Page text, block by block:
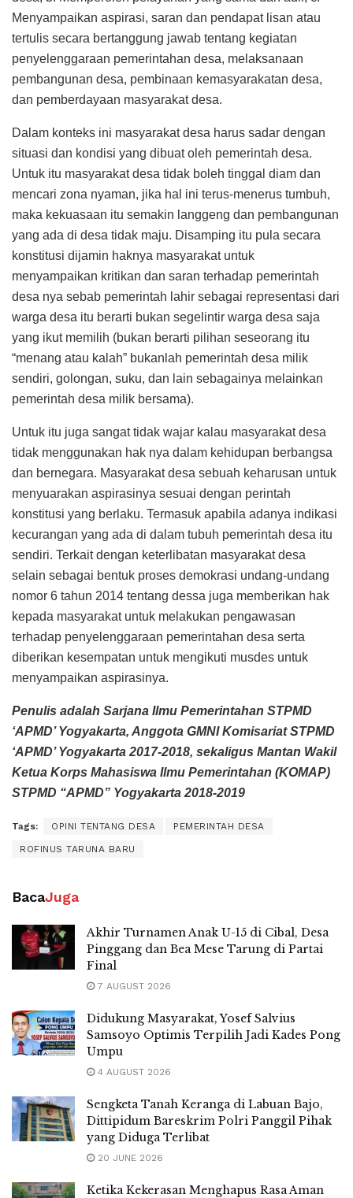
Menyampaikan aspirasi, saran dan pendapat lisan atau
tertulis secara bertanggung jawab tentang kegiatan
penyelenggaraan pemerintahan desa, melaksanaan
pembangunan desa, pembinaan kemasyarakatan desa,
dan pemberdayaan masyarakat desa.
Dalam konteks ini masyarakat desa harus sadar dengan
situasi dan kondisi yang dibuat oleh pemerintah desa.
Untuk itu masyarakat desa tidak boleh tinggal diam dan
mencari zona nyaman, jika hal ini terus-menerus tumbuh,
maka kekuasaan itu semakin langgeng dan pembangunan
yang ada di desa tidak maju. Disamping itu pula secara
konstitusi dijamin haknya masyarakat untuk
menyampaikan kritikan dan saran terhadap pemerintah
desa nya sebab pemerintah lahir sebagai representasi dari
warga desa itu berarti bukan segelintir warga desa saja
yang ikut memilih (bukan berarti pilihan seseorang itu
“menang atau kalah” bukanlah pemerintah desa milik
sendiri, golongan, suku, dan lain sebagainya melainkan
pemerintah desa milik bersama).
Untuk itu juga sangat tidak wajar kalau masyarakat desa
tidak menggunakan hak nya dalam kehidupan berbangsa
dan bernegara. Masyarakat desa sebuah keharusan untuk
menyuarakan aspirasinya sesuai dengan perintah
konstitusi yang berlaku. Termasuk apabila adanya indikasi
kecurangan yang ada di dalam tubuh pemerintah desa itu
sendiri. Terkait dengan keterlibatan masyarakat desa
selain sebagai bentuk proses demokrasi undang-undang
nomor 6 tahun 2014 tentang dessa juga memberikan hak
kepada masyarakat untuk melakukan pengawasan
terhadap penyelenggaraan pemerintahan desa serta
diberikan kesempatan untuk mengikuti musdes untuk
menyampaikan aspirasinya.
Penulis adalah Sarjana Ilmu Pemerintahan STPMD
‘APMD’ Yogyakarta, Anggota GMNI Komisariat STPMD
‘APMD’ Yogyakarta 2017-2018, sekaligus Mantan Wakil
Ketua Korps Mahasiswa Ilmu Pemerintahan (KOMAP)
STPMD “APMD” Yogyakarta 2018-2019
Tags: OPINI TENTANG DESA PEMERINTAH DESA
ROFINUS TARUNA BARU
BacaJuga
Akhir Turnamen Anak U-15 di Cibal, Desa
Pinggang dan Bea Mese Tarung di Partai
Final
7 AUGUST 2026
Didukung Masyarakat, Yosef Salvius
Samsoyo Optimis Terpilih Jadi Kades Pong
Umpu
4 AUGUST 2026
Sengketa Tanah Keranga di Labuan Bajo,
Dittipidum Bareskrim Polri Panggil Pihak
yang Diduga Terlibat
20 JUNE 2026
Ketika Kekerasan Menghapus Rasa Aman